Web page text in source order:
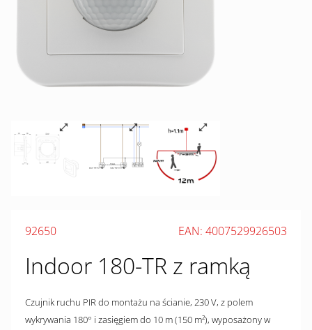
92650 EAN: 4007529926503
Indoor 180-TR z ramką
Czujnik ruchu PIR do montażu na ścianie, 230 V, z polem
wykrywania 180° i zasięgiem do 10 m (150 m²), wyposażony w